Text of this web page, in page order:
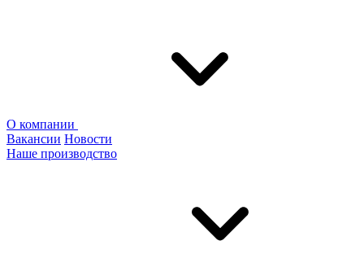
О компании
Вакансии Новости
Наше производство